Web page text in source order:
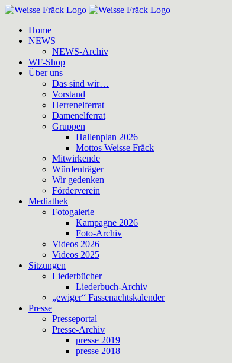
Zum
springenHome
NEWS
NEWS-Archiv
WF-Shop
Über uns
Das sind wir…
Vorstand
Herrenelferrat
Damenelferrat
Gruppen
Hallenplan 2026
Mottos Weisse Fräck
Mitwirkende
Würdenträger
Wir gedenken
Förderverein
Mediathek
Fotogalerie
Kampagne 2026
Foto-Archiv
Videos 2026
Videos 2025
Sitzungen
Liederbücher
Liederbuch-Archiv
„ewiger“ Fassenachtskalender
Presse
Presseportal
Presse-Archiv
presse 2019
presse 2018